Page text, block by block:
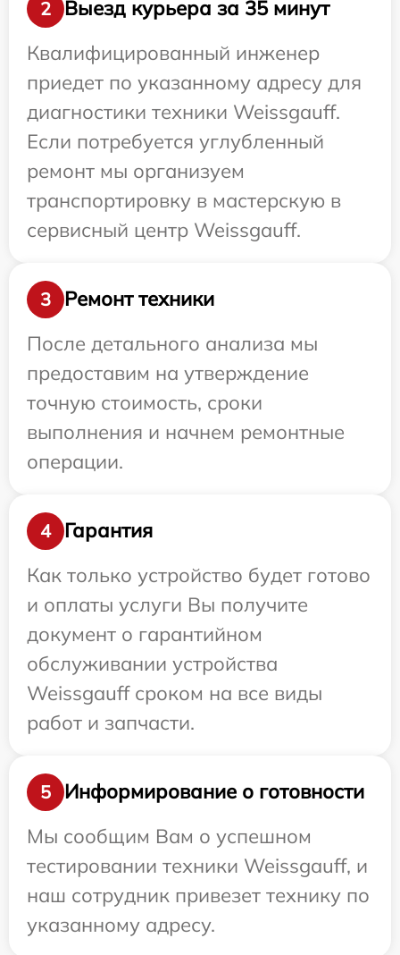
2
Выезд курьера за 35 минут
Квалифицированный инженер
приедет по указанному адресу для
диагностики техники Weissgauff.
Если потребуется углубленный
ремонт мы организуем
транспортировку в мастерскую в
сервисный центр Weissgauff.
3
Ремонт техники
После детального анализа мы
предоставим на утверждение
точную стоимость, сроки
выполнения и начнем ремонтные
операции.
4
Гарантия
Как только устройство будет готово
и оплаты услуги Вы получите
документ о гарантийном
обслуживании устройства
Weissgauff сроком на все виды
работ и запчасти.
5
Информирование о готовности
Мы сообщим Вам о успешном
тестировании техники Weissgauff, и
наш сотрудник привезет технику по
указанному адресу.